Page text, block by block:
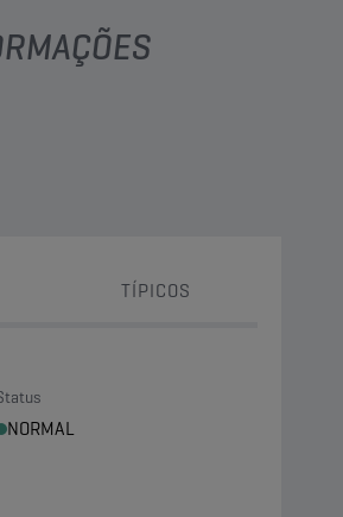
TÍPICOS
NORMAL